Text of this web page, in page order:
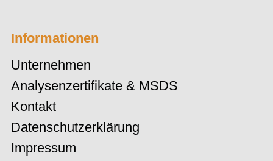
Informationen
Unternehmen
Analysenzertifikate & MSDS
Kontakt
Datenschutzerklärung
Impressum